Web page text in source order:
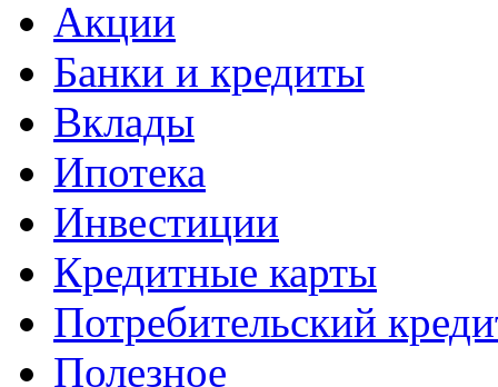
Акции
Банки и кредиты
Вклады
Ипотека
Инвестиции
Кредитные карты
Потребительский
Полезное